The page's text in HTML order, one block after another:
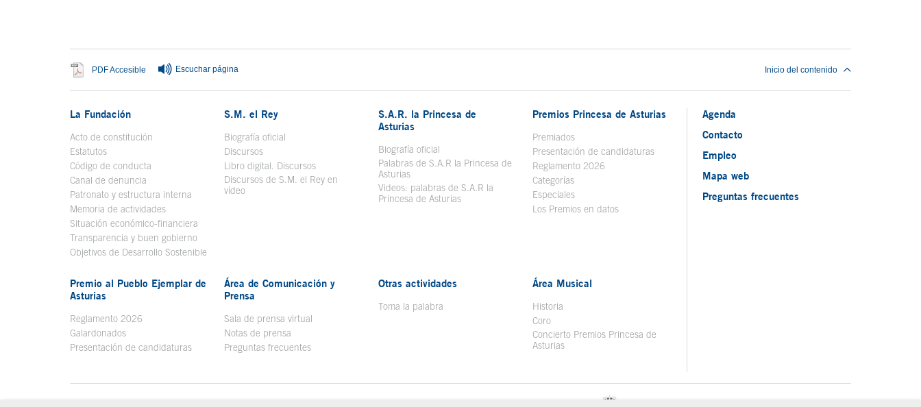
PDF Accesible Se abre en ventana nueva
Escuchar página Inicio del contenido
La Fundación
Acto de constitución
Estatutos
Código de conducta
Canal de denuncia
Patronato y estructura interna
Memoria de actividades
Situación económico-financiera
Transparencia y buen gobierno
Objetivos de Desarrollo Sostenible
S.M. el Rey
Biografía oficial
Discursos
Libro digital. DiscursosSe abre en ventana nueva
Discursos de S.M. el Rey en
vídeoSe abre en ventana nueva
S.A.R. la Princesa de
Asturias
Biografía oficial Se abre en ventana nueva
Palabras de S.A.R la Princesa de
Asturias
Videos: palabras de S.A.R la
Princesa de Asturias
Premios Princesa de Asturias
Premiados
Presentación de candidaturas
Reglamento 2026
Categorías
Especiales
Los Premios en datos
Premio al Pueblo Ejemplar de
Asturias
Reglamento 2026
Galardonados
Presentación de candidaturas
Área de Comunicación y
Prensa
Sala de prensa virtual
Notas de prensa
Preguntas frecuentes
Otras actividades
Toma la palabra
Área Musical
Historia
Coro
Concierto Premios Princesa de
Asturias
Agenda
Contacto
Empleo
Mapa web
Preguntas frecuentes